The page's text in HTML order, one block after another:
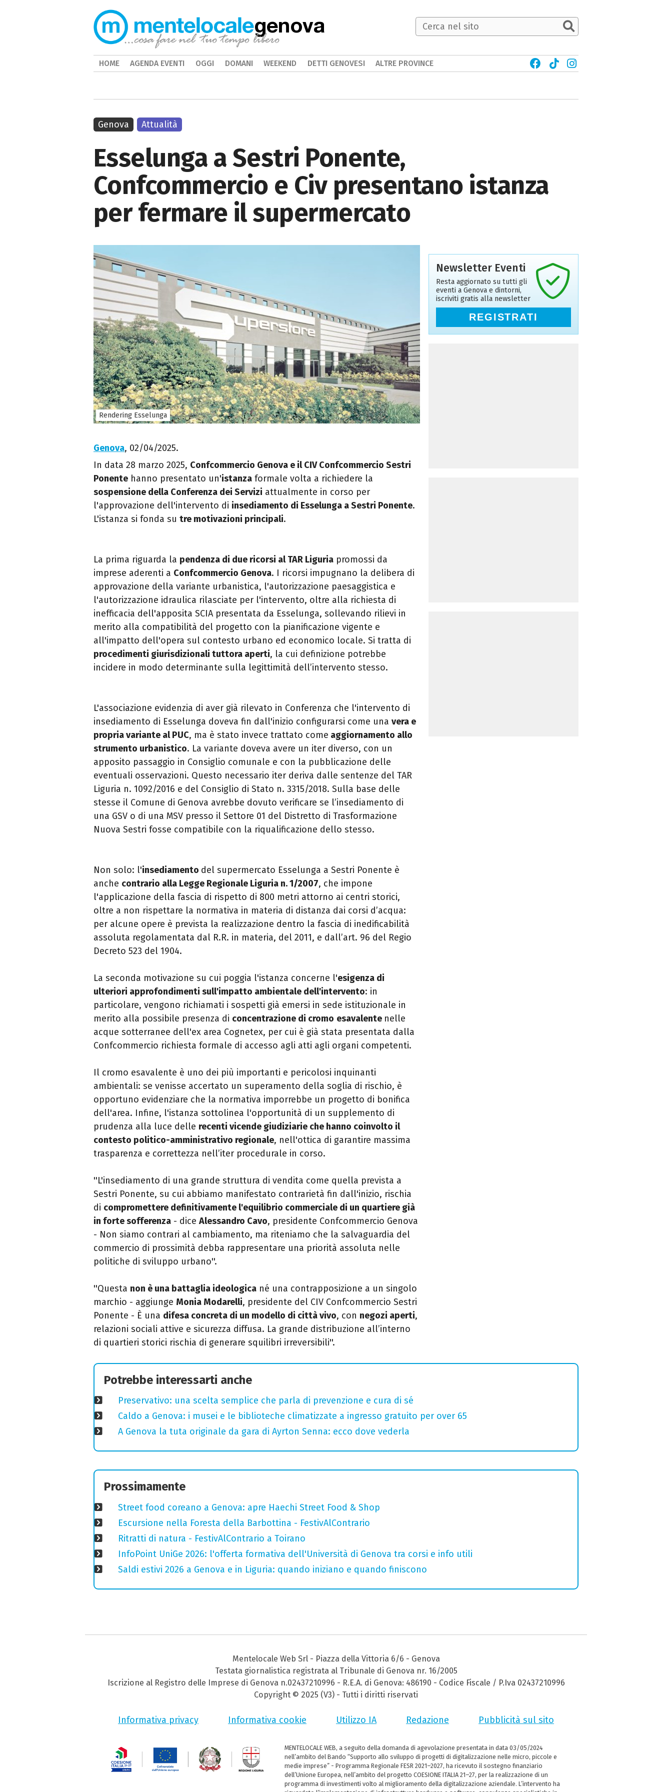
Esselunga a Sestri Ponente,
Confcommercio e Civ presentano istanza
per fermare il supermercato
Rendering Esselunga
Genova, 02/04/2025.
In data 28 marzo 2025, Confcommercio Genova e il CIV Confcommercio Sestri
Ponente hanno presentato un'istanza formale volta a richiedere la
sospensione della Conferenza dei Servizi attualmente in corso per
l'approvazione dell'intervento di insediamento di Esselunga a Sestri Ponente.
L'istanza si fonda su tre motivazioni principali.
La prima riguarda la pendenza di due ricorsi al TAR Liguria promossi da
imprese aderenti a Confcommercio Genova. I ricorsi impugnano la delibera di
approvazione della variante urbanistica, l'autorizzazione paesaggistica e
l'autorizzazione idraulica rilasciate per l'intervento, oltre alla richiesta di
inefficacia dell'apposita SCIA presentata da Esselunga, sollevando rilievi in
merito alla compatibilità del progetto con la pianificazione vigente e
all'impatto dell'opera sul contesto urbano ed economico locale. Si tratta di
procedimenti giurisdizionali tuttora aperti, la cui definizione potrebbe
incidere in modo determinante sulla legittimità dell’intervento stesso.
L'associazione evidenzia di aver già rilevato in Conferenza che l'intervento di
insediamento di Esselunga doveva fin dall'inizio configurarsi come una vera e
propria variante al PUC, ma è stato invece trattato come aggiornamento allo
strumento urbanistico. La variante doveva avere un iter diverso, con un
apposito passaggio in Consiglio comunale e con la pubblicazione delle
eventuali osservazioni. Questo necessario iter deriva dalle sentenze del TAR
Liguria n. 1092/2016 e del Consiglio di Stato n. 3315/2018. Sulla base delle
stesse il Comune di Genova avrebbe dovuto verificare se l’insediamento di
una GSV o di una MSV presso il Settore 01 del Distretto di Trasformazione
Nuova Sestri fosse compatibile con la riqualificazione dello stesso.
Non solo: l'insediamento del supermercato Esselunga a Sestri Ponente è
anche contrario alla Legge Regionale Liguria n. 1/2007, che impone
l'applicazione della fascia di rispetto di 800 metri attorno ai centri storici,
oltre a non rispettare la normativa in materia di distanza dai corsi d’acqua:
per alcune opere è prevista la realizzazione dentro la fascia di inedificabilità
assoluta regolamentata dal R.R. in materia, del 2011, e dall’art. 96 del Regio
Decreto 523 del 1904.
La seconda motivazione su cui poggia l'istanza concerne l'esigenza di
ulteriori approfondimenti sull'impatto ambientale dell'intervento: in
particolare, vengono richiamati i sospetti già emersi in sede istituzionale in
merito alla possibile presenza di concentrazione di cromo esavalente nelle
acque sotterranee dell'ex area Cognetex, per cui è già stata presentata dalla
Confcommercio richiesta formale di accesso agli atti agli organi competenti.
Il cromo esavalente è uno dei più importanti e pericolosi inquinanti
ambientali: se venisse accertato un superamento della soglia di rischio, è
opportuno evidenziare che la normativa imporrebbe un progetto di bonifica
dell'area. Infine, l'istanza sottolinea l'opportunità di un supplemento di
prudenza alla luce delle recenti vicende giudiziarie che hanno coinvolto il
contesto politico-amministrativo regionale, nell'ottica di garantire massima
trasparenza e correttezza nell’iter procedurale in corso.
''L'insediamento di una grande struttura di vendita come quella prevista a
Sestri Ponente, su cui abbiamo manifestato contrarietà fin dall'inizio, rischia
di compromettere definitivamente l'equilibrio commerciale di un quartiere già
in forte sofferenza - dice Alessandro Cavo, presidente Confcommercio Genova
- Non siamo contrari al cambiamento, ma riteniamo che la salvaguardia del
commercio di prossimità debba rappresentare una priorità assoluta nelle
politiche di sviluppo urbano''.
''Questa non è una battaglia ideologica né una contrapposizione a un singolo
marchio - aggiunge Monia Modarelli, presidente del CIV Confcommercio Sestri
Ponente - È una difesa concreta di un modello di città vivo, con negozi aperti,
relazioni sociali attive e sicurezza diffusa. La grande distribuzione all’interno
di quartieri storici rischia di generare squilibri irreversibili''.
Genova Attualità
Newsletter Eventi
Resta aggiornato su tutti gli
eventi a Genova e dintorni,
iscriviti gratis alla newsletter
REGISTRATI
Potrebbe interessarti anche
Preservativo: una scelta semplice che parla di prevenzione e cura di sé
Caldo a Genova: i musei e le biblioteche climatizzate a ingresso gratuito per over 65
A Genova la tuta originale da gara di Ayrton Senna: ecco dove vederla
Prossimamente
Street food coreano a Genova: apre Haechi Street Food & Shop
Escursione nella Foresta della Barbottina - FestivAlContrario
Ritratti di natura - FestivAlContrario a Toirano
InfoPoint UniGe 2026: l'offerta formativa dell'Università di Genova tra corsi e info utili
Saldi estivi 2026 a Genova e in Liguria: quando iniziano e quando finiscono
genova
HOME AGENDA EVENTI OGGI DOMANI WEEKEND DETTI GENOVESI ALTRE PROVINCE
Mentelocale Web Srl - Piazza della Vittoria 6/6 - Genova
Testata giornalistica registrata al Tribunale di Genova nr. 16/2005
Iscrizione al Registro delle Imprese di Genova n.02437210996 - R.E.A. di Genova: 486190 - Codice Fiscale / P.Iva 02437210996
Copyright © 2025 (V3) - Tutti i diritti riservati
Informativa privacy Informativa cookie Utilizzo IA Redazione Pubblicità sul sito
MENTELOCALE WEB, a seguito della domanda di agevolazione presentata in data 03/05/2024
nell’ambito del Bando “Supporto allo sviluppo di progetti di digitalizzazione nelle micro, piccole e
medie imprese” - Programma Regionale FESR 2021–2027, ha ricevuto il sostegno finanziario
dell’Unione Europea, nell’ambito del progetto COESIONE ITALIA 21–27, per la realizzazione di un
programma di investimenti volto al miglioramento della digitalizzazione aziendale. L’intervento ha